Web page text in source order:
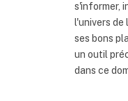
s'informer,
l'univers de
ses bons
un outil
dans ce